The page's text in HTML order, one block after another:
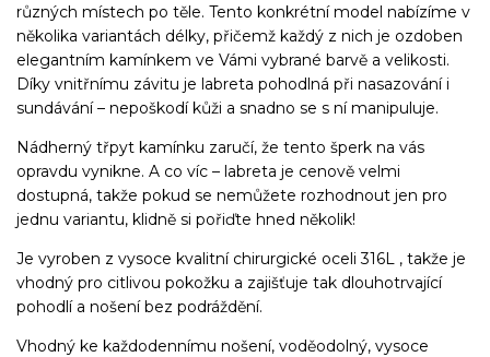
různých místech po těle. Tento konkrétní model nabízíme v
několika variantách délky, přičemž každý z nich je ozdoben
elegantním kamínkem ve Vámi vybrané barvě a velikosti.
Díky vnitřnímu závitu je labreta pohodlná při nasazování i
sundávání – nepoškodí kůži a snadno se s ní manipuluje.
Nádherný třpyt kamínku zaručí, že tento šperk na vás
opravdu vynikne. A co víc – labreta je cenově velmi
dostupná, takže pokud se nemůžete rozhodnout jen pro
jednu variantu, klidně si pořiďte hned několik!
Je vyroben z vysoce kvalitní chirurgické oceli 316L , takže je
vhodný pro citlivou pokožku a zajišťuje tak dlouhotrvající
pohodlí a nošení bez podráždění.
Vhodný ke každodennímu nošení, voděodolný, vysoce